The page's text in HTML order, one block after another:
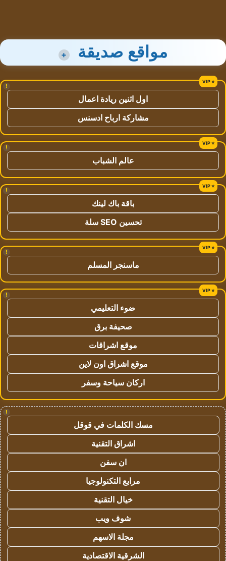
مواقع صديقة +
!
اول اثنين ريادة اعمال
مشاركة ارباح ادسنس
!
عالم الشباب
!
باقة باك لينك
تحسين SEO سلة
!
ماسنجر المسلم
!
ضوء التعليمي
صحيفة برق
موقع اشراقات
موقع اشراق اون لاين
اركان سياحة وسفر
!
مسك الكلمات في قوقل
اشراق التقنية
ان سفن
مرابع التكنولوجيا
خيال التقنية
شوف ويب
مجلة الاسهم
الشرقية الاقتصادية